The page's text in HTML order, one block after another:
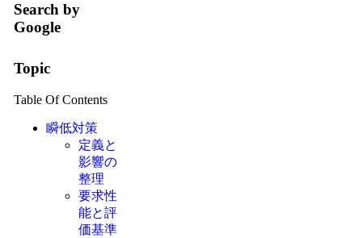
Search by
Google
Topic
Table Of Contents
瞬低対策
定義と
影響の
整理
要求性
能と評
価基準